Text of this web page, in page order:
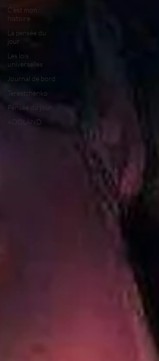
C'est mon
histoire
La pensée du
jour
Les lois
universelles
Journal de bord
Terestchenko
Pensée du jour
ADOLAND